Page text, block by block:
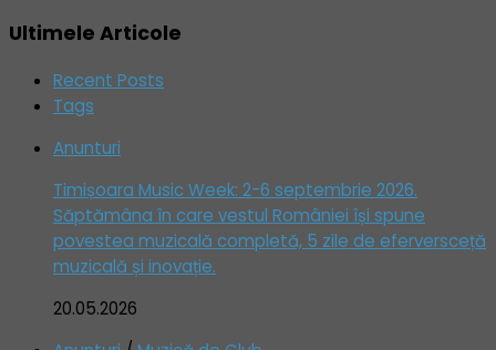
Ultimele Articole
Recent Posts
Tags
Anunturi
Timișoara Music Week: 2-6 septembrie 2026.
Săptămâna în care vestul României își spune
povestea muzicală completă, 5 zile de eferversceță
muzicală și inovație.
20.05.2026